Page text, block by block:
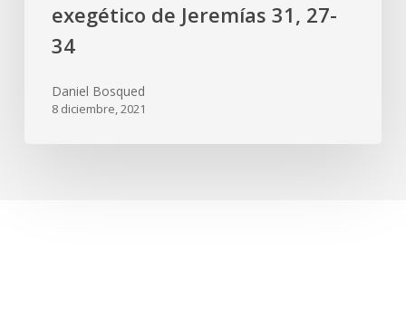
exegético de Jeremías 31, 27-
34
Daniel Bosqued
8 diciembre, 2021